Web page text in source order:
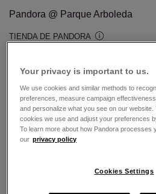
Pandora @ Parque Arboleda
TIENDA DE PANDORA
Centro Comercial Parque Arboleda,
5-20 Pereira, Colombia
Pereira, Risaralda 13008
305 2405622
Your privacy is important to us.
We use cookies and similar methods to
preferences, measure campaign
and personalize what you see on our website.
cookies we use and adjust your preferences
To learn more about how Pandora processes
our privacy policy
Cookies Settings